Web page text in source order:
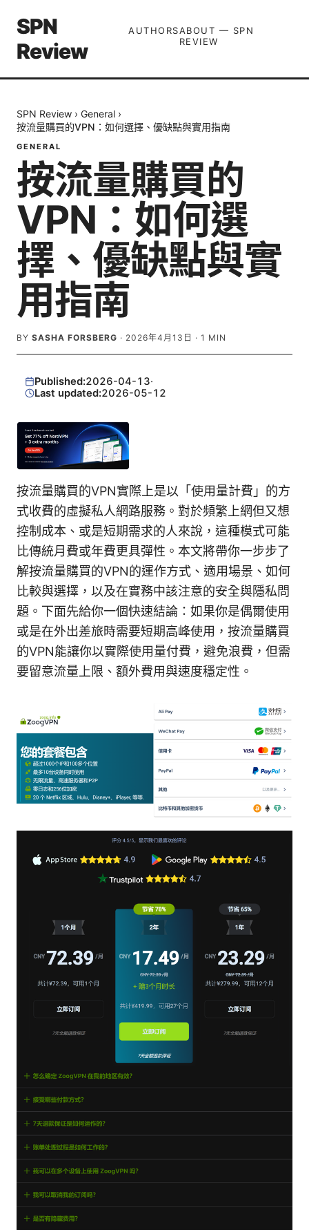
SPN
Review
AUTHORSABOUT — SPN
REVIEW
SPN Review › General ›
按流量購買的VPN：如何選擇、優缺點與實用指南
GENERAL
按流量購買的
VPN：如何選
擇、優缺點與實
用指南
BY SASHA FORSBERG · 2026年4月13日 · 1 MIN
Published:2026-04-13·
Last updated:2026-05-12
按流量購買的VPN實際上是以「使用量計費」的方
式收費的虛擬私人網路服務。對於頻繁上網但又想
控制成本、或是短期需求的人來說，這種模式可能
比傳統月費或年費更具彈性。本文將帶你一步步了
解按流量購買的VPN的運作方式、適用場景、如何
比較與選擇，以及在實務中該注意的安全與隱私問
題。下面先給你一個快速結論：如果你是偶爾使用
或是在外出差旅時需要短期高峰使用，按流量購買
的VPN能讓你以實際使用量付費，避免浪費，但需
要留意流量上限、額外費用與速度穩定性。